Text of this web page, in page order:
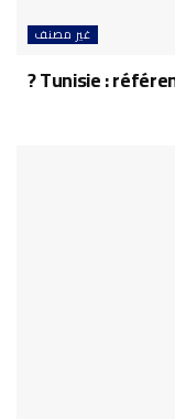
غير مصنف
Tunisie :